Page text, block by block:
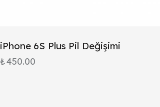
iPhone 6S Plus Pil Değişimi
₺450.00